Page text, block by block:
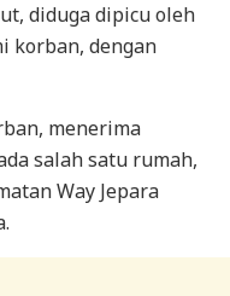
diduga dipicu oleh
korban, dengan
menerima
salah satu rumah,
Way Jepara